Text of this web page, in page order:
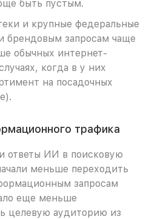
быть пустым.
и крупные федеральные
брендовым запросам чаще
обычных интернет-
когда в у них
на посадочных
трафика
ответы ИИ в поисковую
меньше переходить
запросам
еще меньше
целевую аудиторию из